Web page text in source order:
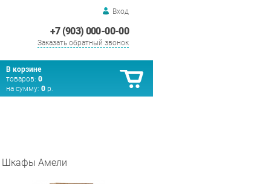
Вход
+7 (903) 000-00-00
Заказать обратный звонок
В корзине
товаров: 0
на сумму: 0 р.
Шкафы Амели